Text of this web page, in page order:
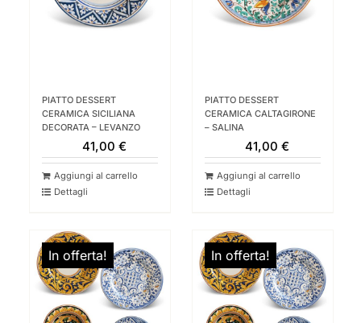
PIATTO DESSERT
CERAMICA SICILIANA
DECORATA – LEVANZO
41,00€
Aggiungi al carrello
Dettagli
PIATTO DESSERT
CERAMICA CALTAGIRONE
– SALINA
41,00€
Aggiungi al carrello
Dettagli
In offerta! In offerta!